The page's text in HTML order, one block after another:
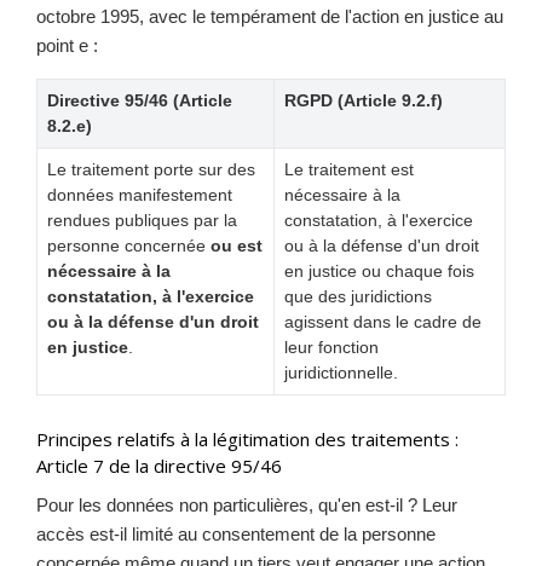
octobre 1995, avec le tempérament de l'action en justice au
point e :
Directive 95/46 (Article
8.2.e)
RGPD (Article 9.2.f)
Le traitement porte sur des
données manifestement
rendues publiques par la
personne concernée ou est
nécessaire à la
constatation, à l'exercice
ou à la défense d'un droit
en justice.
Le traitement est
nécessaire à la
constatation, à l'exercice
ou à la défense d'un droit
en justice ou chaque fois
que des juridictions
agissent dans le cadre de
leur fonction
juridictionnelle.
Principes relatifs à la légitimation des traitements :
Article 7 de la directive 95/46
Pour les données non particulières, qu'en est-il ? Leur
accès est-il limité au consentement de la personne